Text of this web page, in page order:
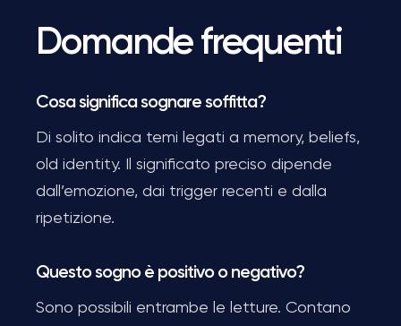
Domande frequenti
Cosa significa sognare soffitta?
Di solito indica temi legati a memory, beliefs,
old identity. Il significato preciso dipende
dall’emozione, dai trigger recenti e dalla
ripetizione.
Questo sogno è positivo o negativo?
Sono possibili entrambe le letture. Contano